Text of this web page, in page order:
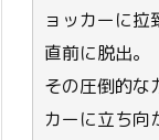
ョッカーに拉
直前に脱出。
その圧倒的な
カーに立ち向